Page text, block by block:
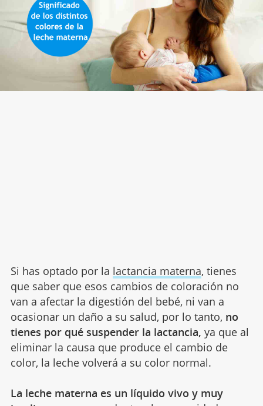
Si has optado por la lactancia materna, tienes
que saber que esos cambios de coloración no
van a afectar la digestión del bebé, ni van a
ocasionar un daño a su salud, por lo tanto, no
tienes por qué suspender la lactancia, ya que al
eliminar la causa que produce el cambio de
color, la leche volverá a su color normal.
La leche materna es un líquido vivo y muy